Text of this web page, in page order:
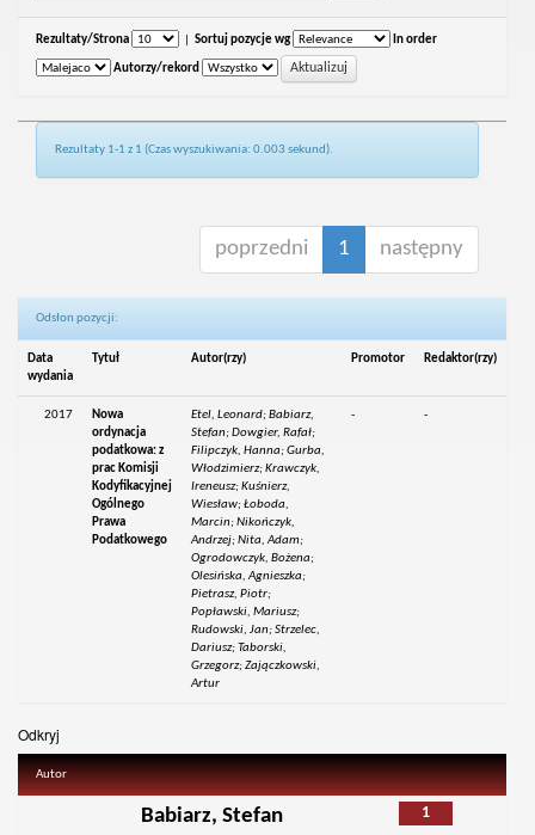
Rezultaty/Strona Sortuj pozycje wg In order
Autorzy/rekord
Rezultaty 1-1 z 1 (Czas wyszukiwania: 0.003 sekund).
poprzedni 1 następny
Odsłon pozycji:
Data
wydania
Tytuł Autor(rzy) Promotor Redaktor(rzy)
2017
Nowa
ordynacja
podatkowa: z
prac Komisji
Kodyfikacyjnej
Ogólnego
Prawa
Podatkowego
Etel, Leonard; Babiarz,
Stefan; Dowgier, Rafał;
Filipczyk, Hanna; Gurba,
Włodzimierz; Krawczyk,
Ireneusz; Kuśnierz,
Wiesław; Łoboda,
Marcin; Nikończyk,
Andrzej; Nita, Adam;
Ogrodowczyk, Bożena;
Olesińska, Agnieszka;
Pietrasz, Piotr;
Popławski, Mariusz;
Rudowski, Jan; Strzelec,
Dariusz; Taborski,
Grzegorz; Zajączkowski,
Artur
- -
Odkryj
Autor
1
Babiarz, Stefan